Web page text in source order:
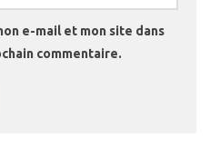
e-mail et mon site dans
commentaire.